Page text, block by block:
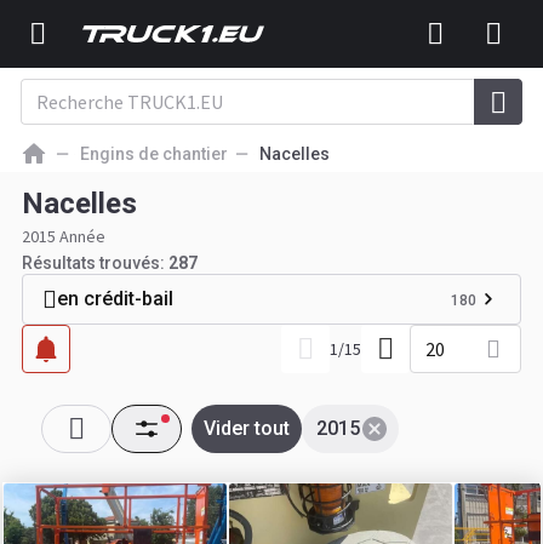
Engins de chantier Nacelles
Nacelles
2015 Année
Résultats trouvés: 287
en crédit-bail 180
1/15 20
2015
Vider tout